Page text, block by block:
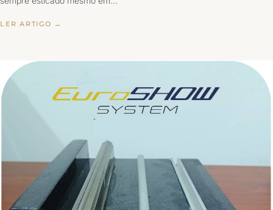
LER ARTIGO →